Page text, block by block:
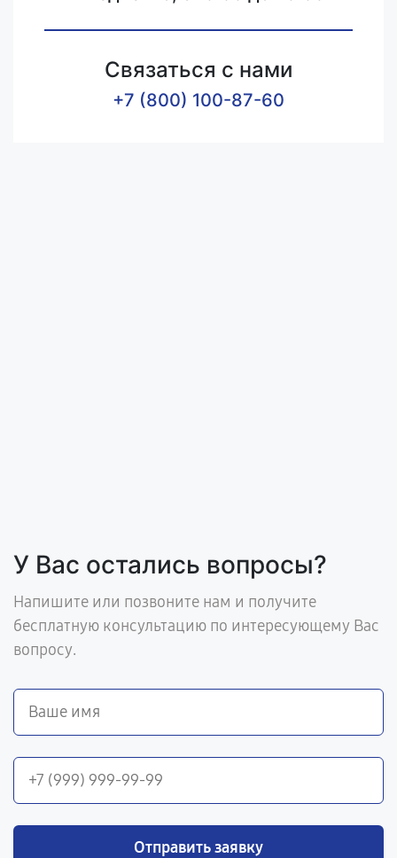
Связаться с нами
+7 (800) 100-87-60
У Вас остались вопросы?
Напишите или позвоните нам и получите
бесплатную консультацию по интересующему Вас
вопросу.
Отправить заявку